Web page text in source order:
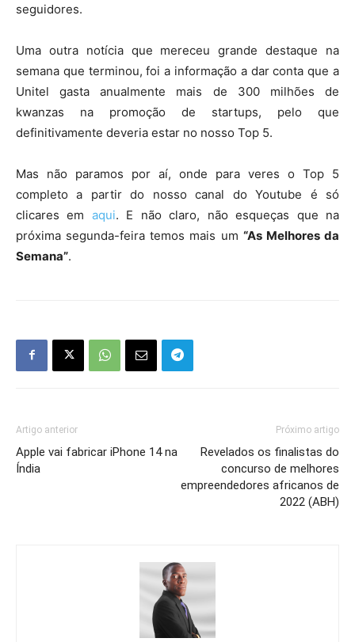
seguidores.
Uma outra notícia que mereceu grande destaque na
semana que terminou, foi a informação a dar conta que a
Unitel gasta anualmente mais de 300 milhões de
kwanzas na promoção de startups, pelo que
definitivamente deveria estar no nosso Top 5.
Mas não paramos por aí, onde para veres o Top 5
completo a partir do nosso canal do Youtube é só
clicares em aqui. E não claro, não esqueças que na
próxima segunda-feira temos mais um “As Melhores da
Semana”.
Artigo anterior
Apple vai fabricar iPhone 14 na
Índia
Próximo artigo
Revelados os finalistas do
concurso de melhores
empreendedores africanos de
2022 (ABH)